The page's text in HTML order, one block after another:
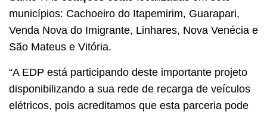
municípios: Cachoeiro do Itapemirim, Guarapari,
Venda Nova do Imigrante, Linhares, Nova Venécia e
São Mateus e Vitória.
“A EDP está participando deste importante projeto
disponibilizando a sua rede de recarga de veículos
elétricos, pois acreditamos que esta parceria pode